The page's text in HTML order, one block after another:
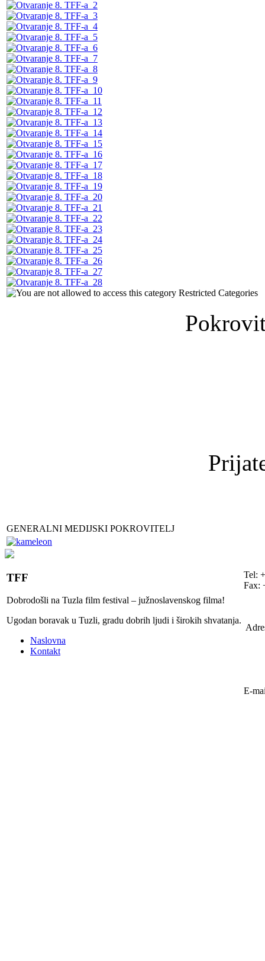
Restricted Categories
GENERALNI MEDIJSKI POKROVITELJ
TFF
Dobrodošli na Tuzla film festival – južnoslavenskog filma!
Ugodan boravak u Tuzli, gradu dobrih ljudi i širokih shvatanja.
Naslovna
Kontakt
Tel:
Fax:
E-